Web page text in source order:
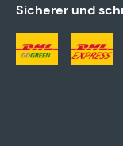
Sicherer und